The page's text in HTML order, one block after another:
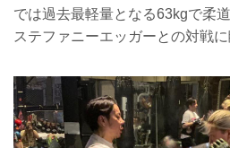
では過去最軽量となる63kgで柔
ステファニーエッガーとの対戦に